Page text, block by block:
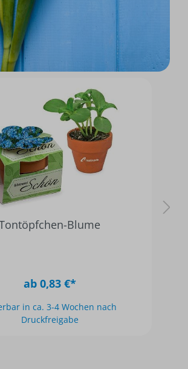
2Grow